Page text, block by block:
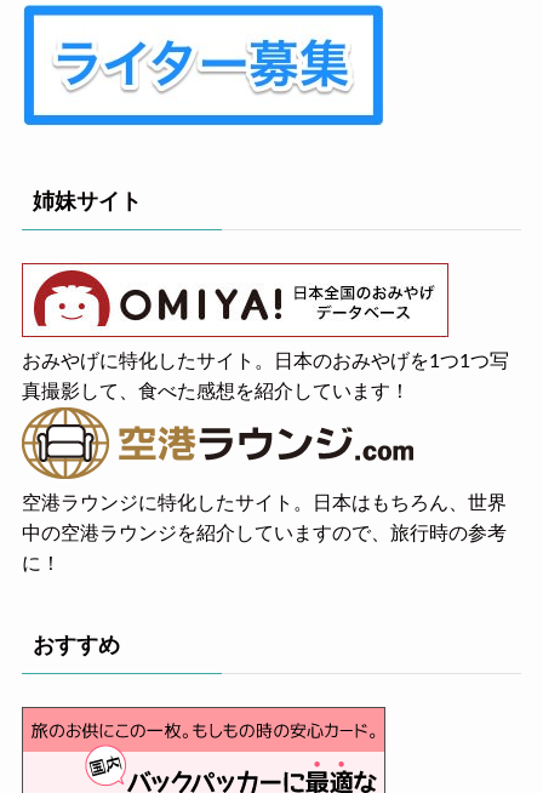
姉妹サイト
おみやげに特化したサイト。日本のおみやげを1つ1つ写
真撮影して、食べた感想を紹介しています！
空港ラウンジに特化したサイト。日本はもちろん、世界
中の空港ラウンジを紹介していますので、旅行時の参考
に！
おすすめ